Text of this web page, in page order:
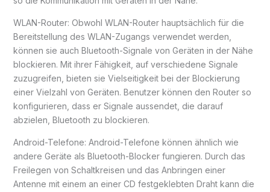
WLAN-Router: Obwohl WLAN-Router hauptsächlich für die
Bereitstellung des WLAN-Zugangs verwendet werden,
können sie auch Bluetooth-Signale von Geräten in der Nähe
blockieren. Mit ihrer Fähigkeit, auf verschiedene Signale
zuzugreifen, bieten sie Vielseitigkeit bei der Blockierung
einer Vielzahl von Geräten. Benutzer können den Router so
konfigurieren, dass er Signale aussendet, die darauf
abzielen, Bluetooth zu blockieren.
Android-Telefone: Android-Telefone können ähnlich wie
andere Geräte als Bluetooth-Blocker fungieren. Durch das
Freilegen von Schaltkreisen und das Anbringen einer
Antenne mit einem an einer CD festgeklebten Draht kann die